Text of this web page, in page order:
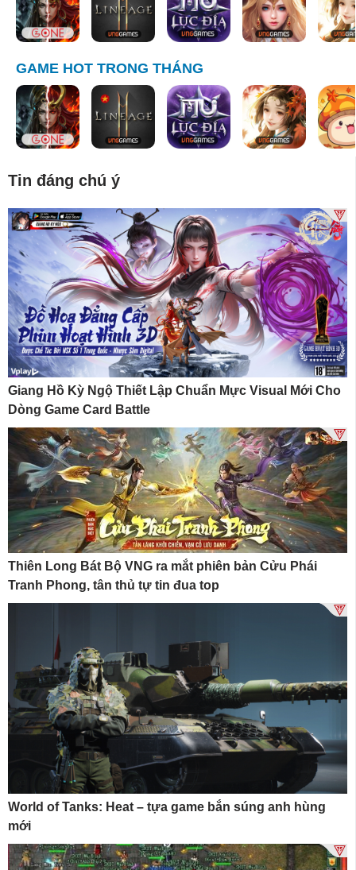
GAME HOT TRONG THÁNG
Tin đáng chú ý
Giang Hồ Kỳ Ngộ Thiết Lập Chuẩn Mực Visual Mới Cho
Dòng Game Card Battle
Thiên Long Bát Bộ VNG ra mắt phiên bản Cửu Phái
Tranh Phong, tân thủ tự tin đua top
World of Tanks: Heat – tựa game bắn súng anh hùng
mới